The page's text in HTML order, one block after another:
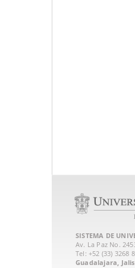
SISTEMA DE
Av. La Paz No.
Guadalajara,